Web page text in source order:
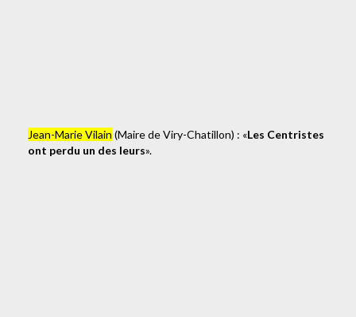
Jean-Marie Vilain (Maire de Viry-Chatillon) : «Les Centristes
ont perdu un des leurs».